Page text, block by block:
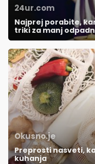
24ur.com
Najprej porabite,
triki za manj
Okusno.je
Preprosti nasveti,
kuhanja